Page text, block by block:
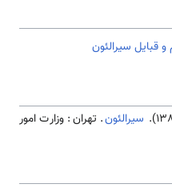
و قبایل سیرالئون
سیرالئون. تهران: وزارت امور